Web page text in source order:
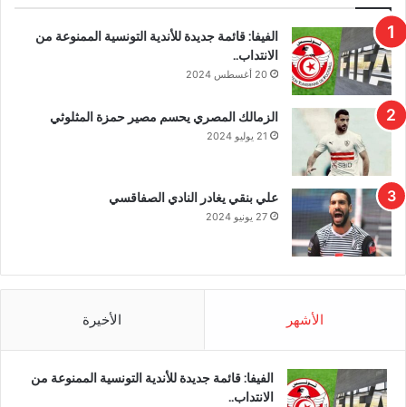
الفيفا: قائمة جديدة للأندية التونسية الممنوعة من
الانتداب..
20 أغسطس 2024
الزمالك المصري يحسم مصير حمزة المثلوثي
21 يوليو 2024
علي بنقي يغادر النادي الصفاقسي
27 يونيو 2024
الأشهر الأخيرة
الفيفا: قائمة جديدة للأندية التونسية الممنوعة من
الانتداب..